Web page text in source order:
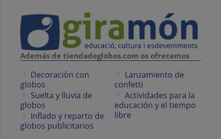
Además de tiendadeglobos.com os ofrecemos
Decoración con
globos
Suelta y lluvia de
globos
Inflado y reparto de
globos publicitarios
Lanzamiento de
confetti
Actividades para la
educación y el tiempo
libre